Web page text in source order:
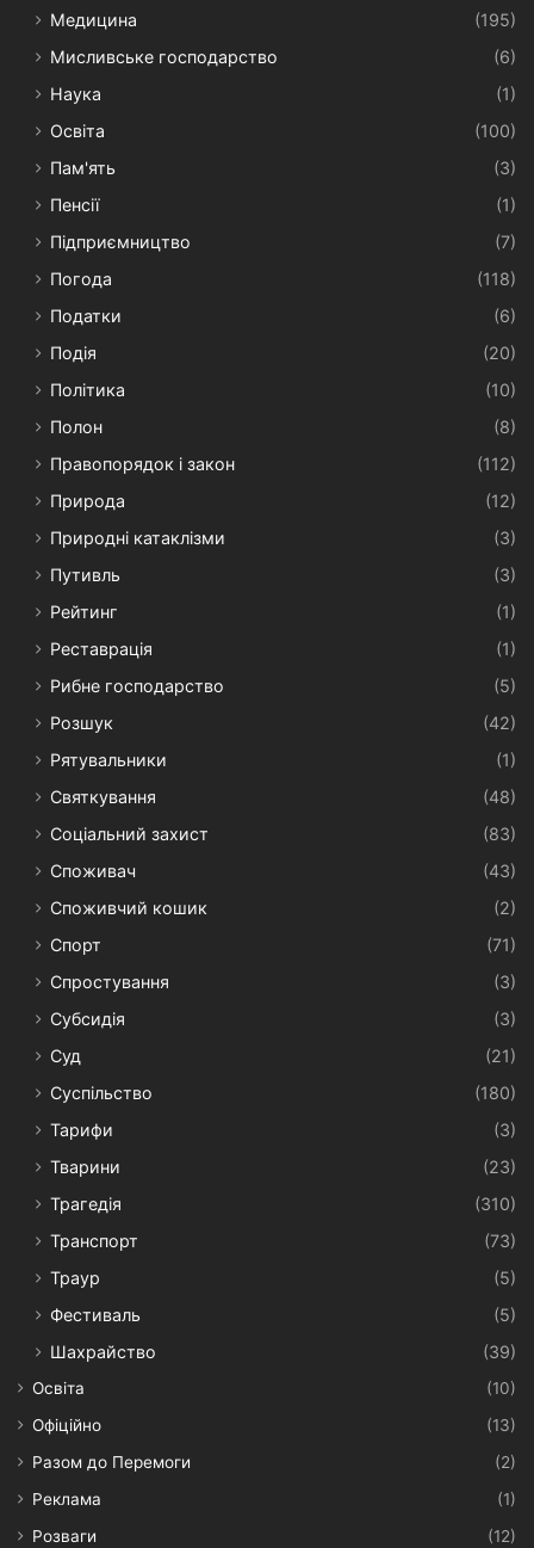
Медицина
(195)
Мисливське господарство
(6)
Наука
(1)
Освіта
(100)
Пам'ять
(3)
Пенсії
(1)
Підприємництво
(7)
Погода
(118)
Податки
(6)
Подія
(20)
Політика
(10)
Полон
(8)
Правопорядок і закон
(112)
Природа
(12)
Природні катаклізми
(3)
Путивль
(3)
Рейтинг
(1)
Реставрація
(1)
Рибне господарство
(5)
Розшук
(42)
Рятувальники
(1)
Святкування
(48)
Соціальний захист
(83)
Споживач
(43)
Споживчий кошик
(2)
Спорт
(71)
Спростування
(3)
Субсидія
(3)
Суд
(21)
Суспільство
(180)
Тарифи
(3)
Тварини
(23)
Трагедія
(310)
Транспорт
(73)
Траур
(5)
Фестиваль
(5)
Шахрайство
(39)
Освіта
(10)
Офіційно
(13)
Разом до Перемоги
(2)
Реклама
(1)
Розваги
(12)